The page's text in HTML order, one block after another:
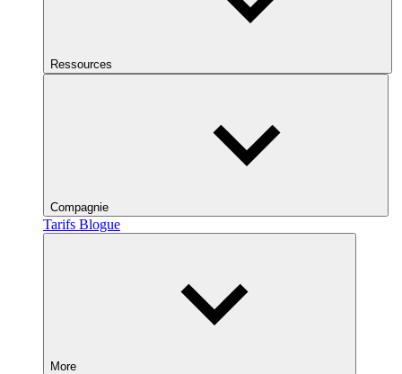
Ressources
Compagnie
Tarifs Blogue
More